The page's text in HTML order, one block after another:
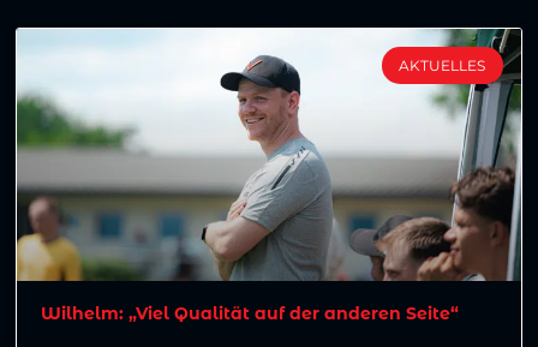
AKTUELLES
Wilhelm: „Viel Qualität auf der anderen Seite“